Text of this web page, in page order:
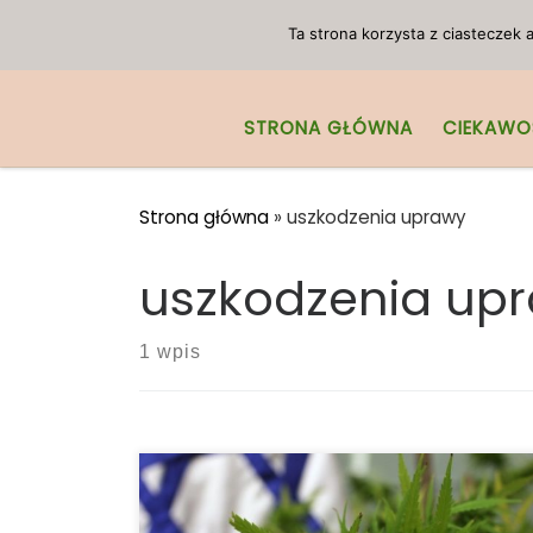
STRONA GŁÓWNA
Strona główna » uszkodzenia uprawy
uszkodzenia
1 wpis
Uszkodzenia uprawy marihuany
spowodowane wiatrem – ochrona
Ta strona korzysta z ciasteczek